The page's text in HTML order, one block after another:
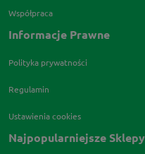
Współpraca
Informacje Prawne
Polityka prywatności
Regulamin
Ustawienia cookies
Najpopularniejsze Sklepy